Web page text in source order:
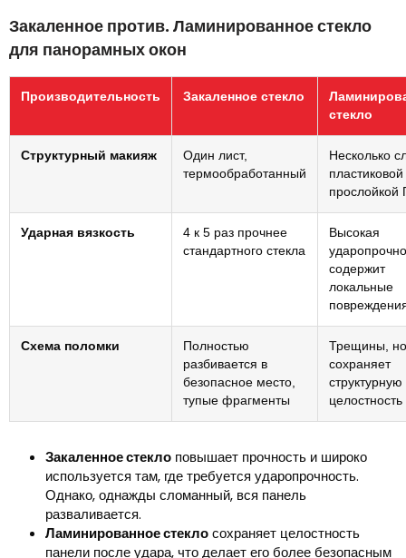
Закаленное против. Ламинированное стекло
для панорамных окон
Производительность Закаленное стекло
стекло
Структурный макияж
Один лист,
термообработанный
Несколько
пластиковой
прослойкой
Ударная вязкость
4 к 5 раз прочнее
стандартного стекла
Высокая
содержит
локальные
Схема поломки
Полностью
разбивается в
безопасное место,
тупые фрагменты
Трещины, но
сохраняет
структурную
целостность
Закаленное стекло повышает прочность и широко
используется там, где требуется ударопрочность.
Однако, однажды сломанный, вся панель
разваливается.
Ламинированное стеклосохраняет целостность
панели после удара, что делает его более безопасным